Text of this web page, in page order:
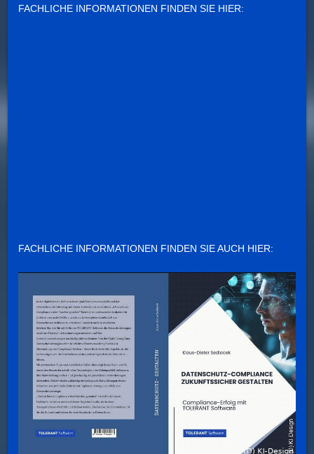
FACHLICHE INFORMATIONEN FINDEN SIE HIER:
FACHLICHE INFORMATIONEN FINDEN SIE AUCH HIER: